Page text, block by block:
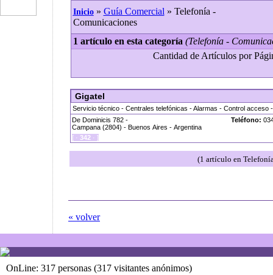
Inicio» Guía Comercial » Telefonía -
Comunicaciones
1 artículo en esta categoría (Telefonía -
Cantidad de Artículos por
Gigatel
Servicio técnico - Centrales telefónicas - Alarmas - Control acceso
De Dominicis 782 -
Campana (2804) - Buenos Aires - Argentina
[ · 342 · ]
Teléfono:
(1 artículo en
« volver
OnLine: 317 personas (317 visitantes anónimos)